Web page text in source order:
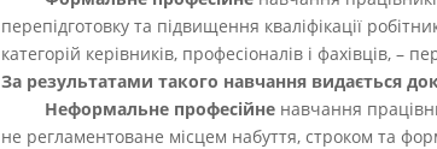
перепідготовку та підвищення кваліфікації
категорій керівників, професіоналів і фахівців, –
За результатами такого навчання видається
Неформальне професійне навчання
не регламентоване місцем набуття, строком та